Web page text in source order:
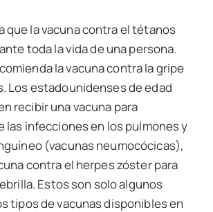
que la vacuna contra el tétanos
toda la vida de una persona.
la vacuna contra la gripe
Los estadounidenses de edad
recibir una vacuna para
las infecciones en los pulmones y
(vacunas neumocócicas),
contra el herpes zóster para
Estos son solo algunos
tipos de vacunas disponibles en